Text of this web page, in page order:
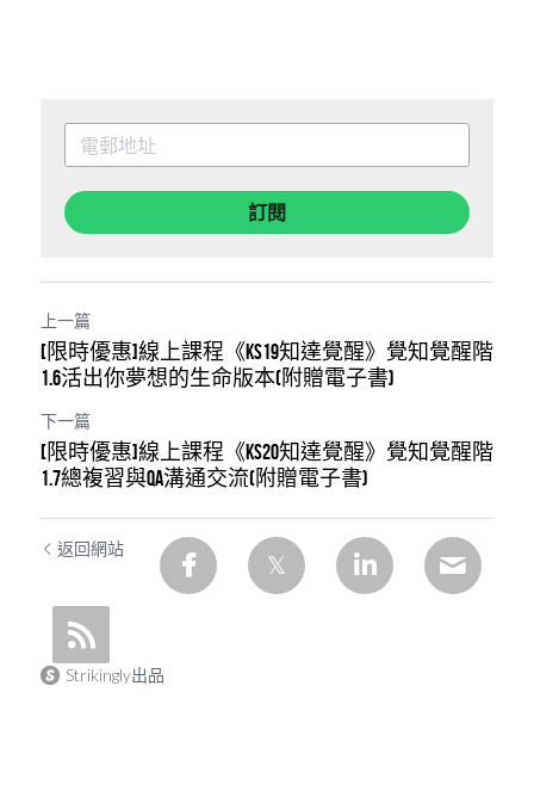
訂閱
上一篇
[限時優惠]線上課程《KS19知達覺醒》覺知覺醒階
1.6活出你夢想的生命版本(附贈電子書)
下一篇
[限時優惠]線上課程《KS20知達覺醒》覺知覺醒階
1.7總複習與QA溝通交流(附贈電子書)
返回網站
Strikingly出品